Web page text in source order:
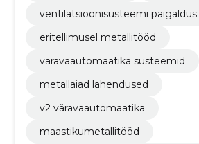
ventilatsioonisüsteemi paigaldus
eritellimusel metallitööd
väravaautomaatika süsteemid
metallaiad lahendused
v2 väravaautomaatika
maastikumetallitööd